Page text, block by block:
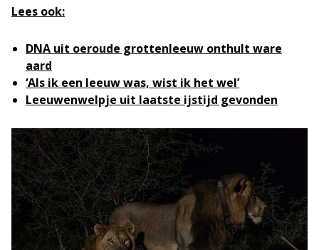
Lees ook:
DNA uit oeroude grottenleeuw onthult ware
aard
‘Als ik een leeuw was, wist ik het wel’
Leeuwenwelpje uit laatste ijstijd gevonden